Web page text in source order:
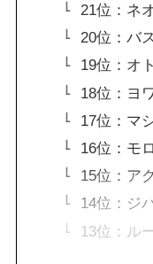
21位：ネ
20位：バ
19位：オ
18位：ヨ
17位：マ
16位：モ
15位：ア
14位：ジ
13位：ル